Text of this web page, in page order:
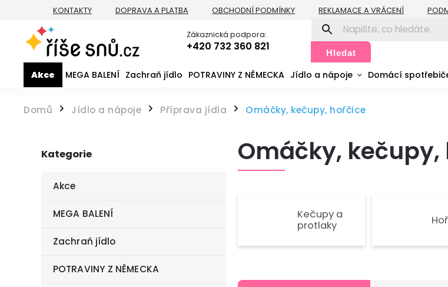
KONTAKTY DOPRAVA A PLATBA OBCHODNÍ PODMÍNKY REKLAMACE A VRÁCENÍ
Zákaznická podpora:
+420 732 360 821 Hledat
Akce MEGA BALENÍ Zachraň jídlo POTRAVINY Z NĚMECKA Jídlo a nápoje Domácí
Domů / Jídlo a nápoje / Příprava jídla / Omáčky, kečupy, hořčice
Kategorie
Akce
MEGA BALENÍ
Zachraň jídlo
POTRAVINY Z NĚMECKA
Omáčky,
Kečupy a
protlaky